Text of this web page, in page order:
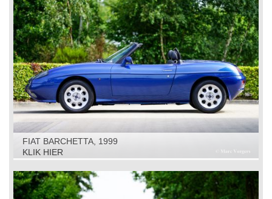
FIAT BARCHETTA, 1999
KLIK HIER